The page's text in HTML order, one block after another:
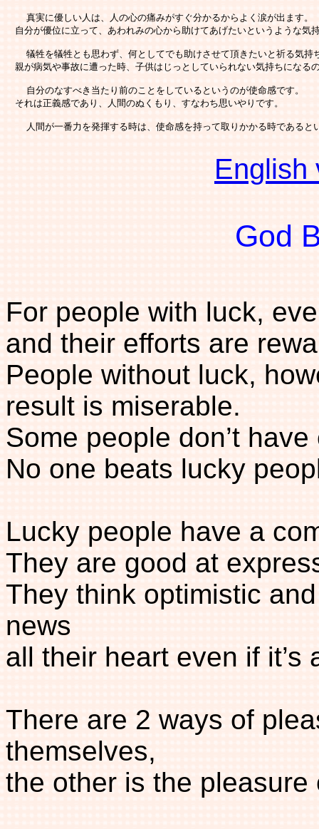
真実に優しい人は、人の心の痛みがすぐ分かるからよく涙が出ます。
自分が優位に立って、あわれみの心から助けてあげたいというような気
犠牲を犠牲とも思わず、何としてでも助けさせて頂きたいと祈る気持
親が病気や事故に遭った時、子供はじっとしていられない気持ちになる
自分のなすべき当たり前のことをしているというのが使命感です。
それは正義感であり、人間のぬくもり、すなわち思いやりです。
人間が一番力を発揮する時は、使命感を持って取りかかる時であると
English
God
For people with luck,
and their efforts are
People without luck,
result is miserable.
Some people don’t
No one beats lucky
Lucky people have a
They are good at
They think optimistic
news
all their heart even if it’s
There are 2 ways of
themselves,
the other is the pleasure